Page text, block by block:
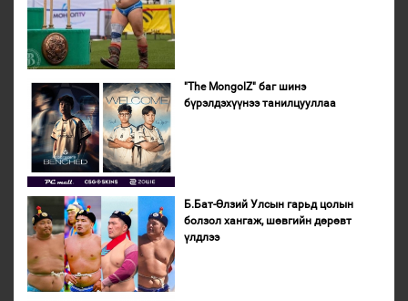
"The MongolZ" баг шинэ
бүрэлдэхүүнээ танилцууллаа
Б.Бат-Өлзий Улсын гарьд цолын
болзол хангаж, шөвгийн дөрөвт
үлдлээ